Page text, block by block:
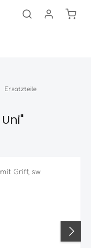
Ersatzteile
0 von 5 Sternen